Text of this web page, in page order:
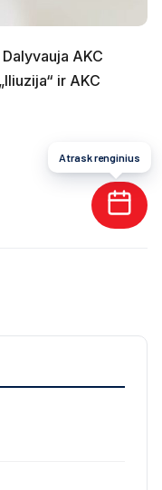
AKC
ir AKC
Atrask renginius